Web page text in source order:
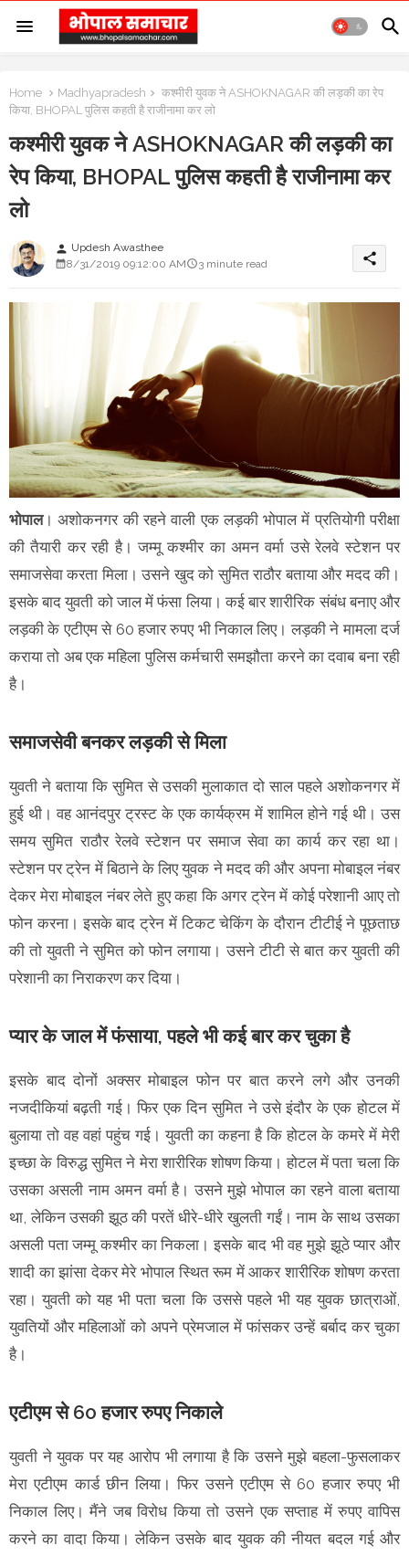
Home Madhyapradesh
कश्मीरी युवक ने ASHOKNAGAR की लड़की का रेप
किया, BHOPAL पुलिस कहती है राजीनामा कर लो
कश्मीरी युवक ने ASHOKNAGAR की लड़की का
रेप किया, BHOPAL पुलिस कहती है राजीनामा कर
लो
person Updesh Awasthee
8/31/2019 09:12:00 AM
3 minute read share
भोपाल। अशोकनगर की रहने वाली एक लड़की भोपाल में प्रतियोगी परीक्षा
की तैयारी कर रही है। जम्मू कश्मीर का अमन वर्मा उसे रेलवे स्टेशन पर
समाजसेवा करता मिला। उसने खुद को सुमित राठौर बताया और मदद की।
इसके बाद युवती को जाल में फंसा लिया। कई बार शारीरिक संबंध बनाए और
लड़की के एटीएम से 60 हजार रुपए भी निकाल लिए। लड़की ने मामला दर्ज
कराया तो अब एक महिला पुलिस कर्मचारी समझौता करने का दवाब बना रही
है।
समाजसेवी बनकर लड़की से मिला
युवती ने बताया कि सुमित से उसकी मुलाकात दो साल पहले अशोकनगर में
हुई थी। वह आनंदपुर ट्रस्ट के एक कार्यक्रम में शामिल होने गई थी। उस
समय सुमित राठौर रेलवे स्टेशन पर समाज सेवा का कार्य कर रहा था।
स्टेशन पर ट्रेन में बिठाने के लिए युवक ने मदद की और अपना मोबाइल नंबर
देकर मेरा मोबाइल नंबर लेते हुए कहा कि अगर ट्रेन में कोई परेशानी आए तो
फोन करना। इसके बाद ट्रेन में टिकट चेकिंग के दौरान टीटीई ने पूछताछ
की तो युवती ने सुमित को फोन लगाया। उसने टीटी से बात कर युवती की
परेशानी का निराकरण कर दिया।
प्यार के जाल में फंसाया, पहले भी कई बार कर चुका है
इसके बाद दोनों अक्सर मोबाइल फोन पर बात करने लगे और उनकी
नजदीकियां बढ़ती गई। फिर एक दिन सुमित ने उसे इंदौर के एक होटल में
बुलाया तो वह वहां पहुंच गई। युवती का कहना है कि होटल के कमरे में मेरी
इच्छा के विरुद्ध सुमित ने मेरा शारीरिक शोषण किया। होटल में पता चला कि
उसका असली नाम अमन वर्मा है। उसने मुझे भोपाल का रहने वाला बताया
था, लेकिन उसकी झूठ की परतें धीरे-धीरे खुलती गईं। नाम के साथ उसका
असली पता जम्मू कश्मीर का निकला। इसके बाद भी वह मुझे झूठे प्यार और
शादी का झांसा देकर मेरे भोपाल स्थित रूम में आकर शारीरिक शोषण करता
रहा। युवती को यह भी पता चला कि उससे पहले भी यह युवक छात्राओं,
युवतियों और महिलाओं को अपने प्रेमजाल में फांसकर उन्हें बर्बाद कर चुका
है।
एटीएम से 60 हजार रुपए निकाले
युवती ने युवक पर यह आरोप भी लगाया है कि उसने मुझे बहला-फुसलाकर
मेरा एटीएम कार्ड छीन लिया। फिर उसने एटीएम से 60 हजार रुपए भी
निकाल लिए। मैंने जब विरोध किया तो उसने एक सप्ताह में रुपए वापिस
करने का वादा किया। लेकिन उसके बाद युवक की नीयत बदल गई और